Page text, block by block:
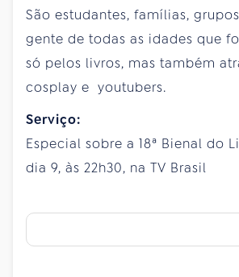
São estudantes, famílias,
gente de todas as idades que
só pelos livros, mas também
cosplay e youtubers.
Serviço:
Especial sobre a 18ª Bienal do
dia 9, às 22h30, na TV Brasil